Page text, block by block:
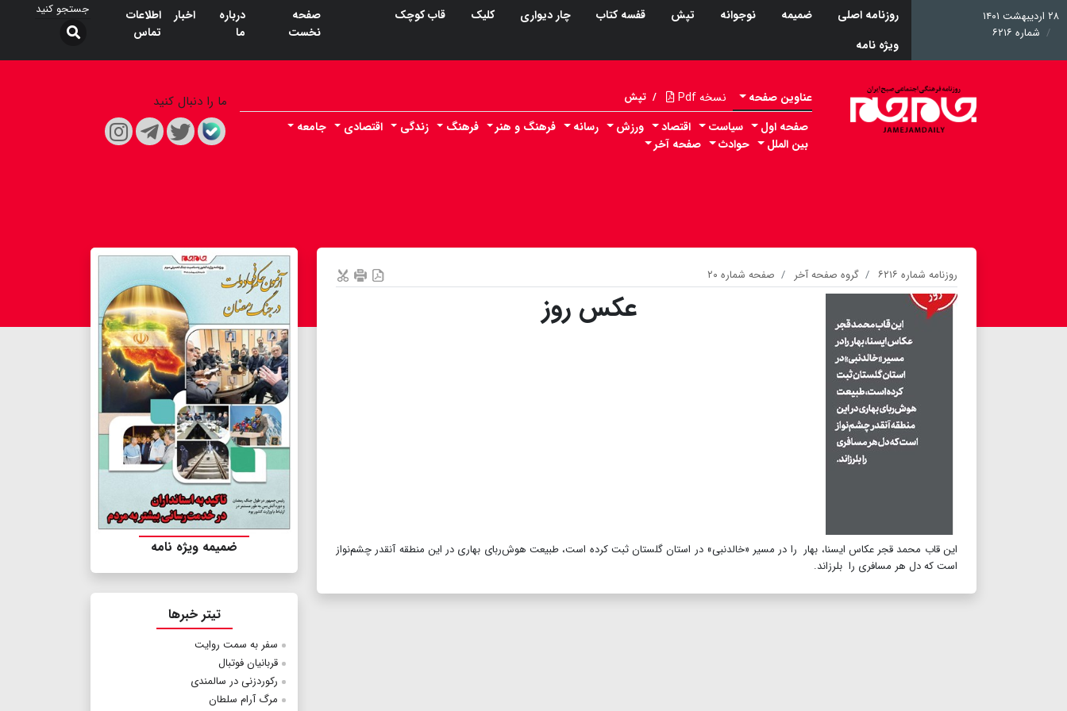
۲۸ اردیبهشت ۱۴۰۱
شماره ۶۲۱۶
روزنامه اصلی ضمیمه نوجوانه تپش قفسه کتاب چار دیواری کلیک
قاب کوچک
ویژه نامه
صفحه
نخست
درباره
ما
اخبار
اطلاعات
تماس
عناوین صفحه نسخه Pdf / تپش
صفحه اول سیاست اقتصاد ورزش رسانه فرهنگ و هنر فرهنگ زندگی اقتصادی
جامعه
بین الملل
حوادث صفحه آخر
ما را دنبال کنید
روزنامه شماره ۶۲۱۶ گروه صفحه آخر صفحه شماره ۲۰
عکس روز
این قاب محمد قجر عکاس ایسنا، بهار را در مسیر «خالدنبی» در استان گلستان ثبت کرده است، طبیعت هوش‌ربای بهاری در این منطقه آنقدر چشم‌نواز
است که دل هر مسافری را بلرزاند.
ضمیمه ویژه نامه
تیتر خبرها
سفر به سمت روایت
قربانیان فوتبال
رکوردزنی در سالمندی
مرگ آرام سلطان